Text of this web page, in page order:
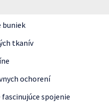
buniek
tkanív
ochorení
spojenie